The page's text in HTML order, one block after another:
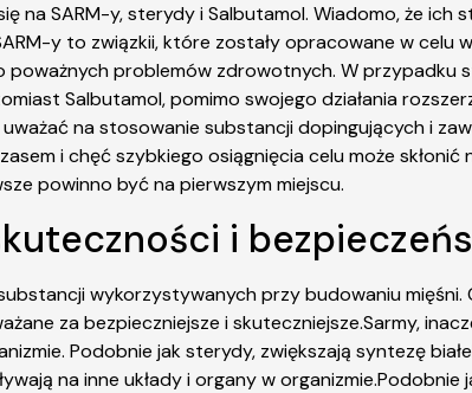
na SARM-y, sterydy i Salbutamol. Wiadomo, że
y to związkii, które zostały opracowane w celu
problemów zdrowotnych. W przypadku
Salbutamol, pomimo swojego działania
na stosowanie substancji dopingujących i
i chęć szybkiego osiągnięcia celu może
powinno być na pierwszym miejscu.
i
wykorzystywanych przy budowaniu
za bezpieczniejsze i skuteczniejsze.Sarmy,
Podobnie jak sterydy, zwiększają syntezę
na inne układy i organy w